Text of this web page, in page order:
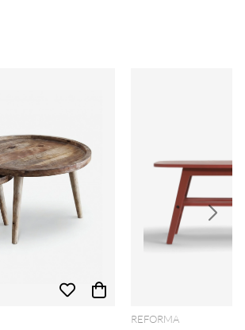
REFORMA